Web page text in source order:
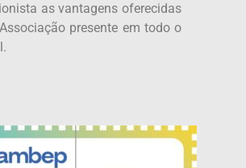
as vantagens oferecidas
presente em todo o